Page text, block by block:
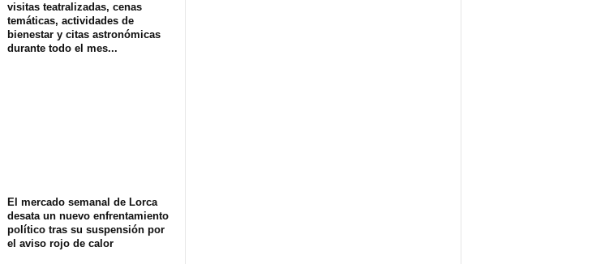
visitas teatralizadas, cenas
temáticas, actividades de
bienestar y citas astronómicas
durante todo el mes...
El mercado semanal de Lorca
desata un nuevo enfrentamiento
político tras su suspensión por
el aviso rojo de calor